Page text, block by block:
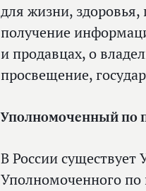
для жизни,
получение
и продавцах, о
просвещение,
Уполномоченный по
В России
Уполномоченного по